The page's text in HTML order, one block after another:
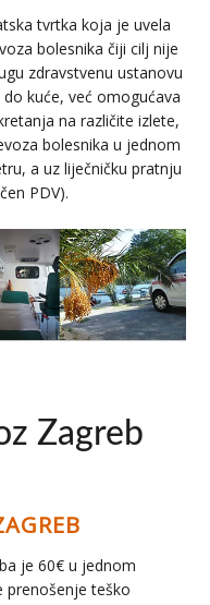
tvrtka koja je uvela
bolesnika čiji cilj nije
zdravstvenu ustanovu
kuće, već omogućava
na različite izlete,
bolesnika u jednom
a uz liječničku pratnju
PDV).
Zagreb
je 60€ u jednom
prenošenje teško